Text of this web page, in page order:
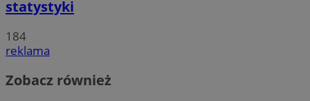
statystyki
184
reklama
Zobacz również